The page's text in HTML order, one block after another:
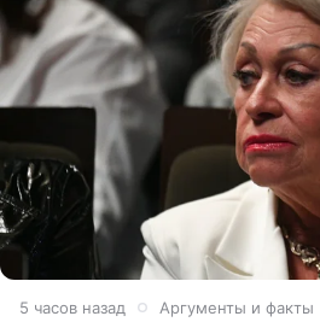
5 часов назад Аргументы и факты